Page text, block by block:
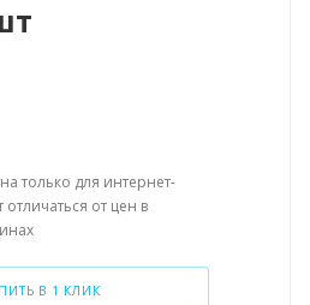
только для интернет-
от цен в
В 1 КЛИК